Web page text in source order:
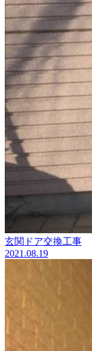
玄関ドア交換工事
2021.08.19